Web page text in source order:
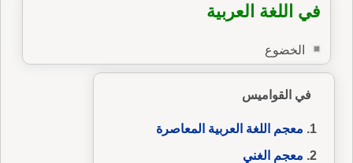
في اللغة العربية
الخضوع
في القواميس
معجم اللغة العربية المعاصرة
معجم الغني